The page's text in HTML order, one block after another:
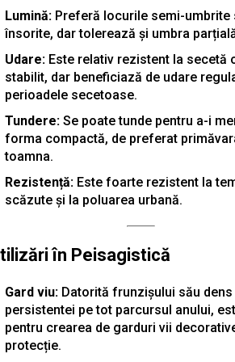
Lumină:Preferă locurile semi-umbrite
însorite, dar tolerează și umbra
Udare:Este relativ rezistent la secetă
stabilit, dar beneficiază de udare
perioadele secetoase.
Tundere:Se poate tunde pentru a-i
forma compactă, de preferat
toamna.
Rezistență:Este foarte rezistent la
scăzute și la poluarea urbană.
în Peisagistică
Gard viu:Datorită frunzișului său dens
persistentei pe tot parcursul anului,
pentru crearea de garduri vii
protecție.